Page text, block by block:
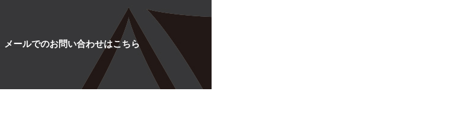
メールでのお問い合わせはこちら